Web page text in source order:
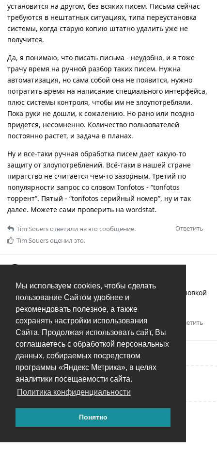
Мы используем cookies, чтобы сделать
пользование Сайтом удобнее и
рекомендовать полезное, а также
сохранять настройки использования
Сайта. Продолжая использовать сайт, Вы
соглашаетесь с обработкой персональных
данных, собираемых посредством
программы «Яндекс Метрика», в целях
аналитики посещаемости сайта.
Политика конфиденциальности
Понятно
установится на другом, без всяких писем. Письма сейчас
требуются в нештатных ситуациях, типа переустановка
системы, когда старую копию штатно удалить уже не
получится.
Да, я понимаю, что писать письма - неудобно, и я тоже
трачу время на ручной разбор таких писем. Нужна
автоматизация, но сама собой она не появится, нужно
потратить время на написание специального интерфейса,
плюс системы контроля, чтобы им не злоупотребляли.
Пока руки не дошли, к сожалению. Но рано или поздно
придется, несомненно. Количество пользователей
постоянно растет, и задача в планах.
Ну и все-таки ручная обработка писем дает какую-то
защиту от злоупотреблений. Всё-таки в нашей стране
пиратство не считается чем-то зазорным. Третий по
популярности запрос со словом Tonfotos - “tonfotos
торрент”. Пятый - “tonfotos серийный номер”, ну и так
далее. Можете сами проверить на wordstat.
Ответить
Tim Souersответили на это сообщение.
Tim Souersоценил это.
благодарю за ответ. Значит перед установкой
на новую, удалю штатными средствами старую.
Ответить
Написать ответ...